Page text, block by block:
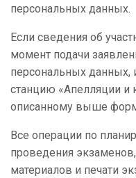
персональных данных.
Если сведения об
момент подачи
персональных данных,
станцию «Апелляции и
описанному выше
Все операции по
проведения
материалов и печати